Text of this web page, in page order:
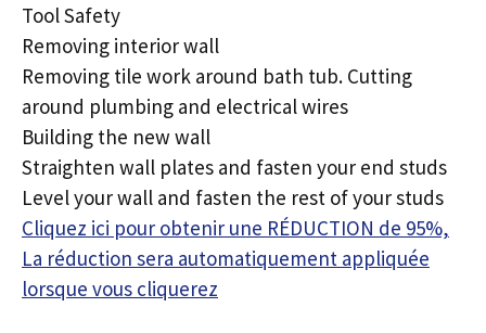
Tool Safety
Removing interior wall
Removing tile work around bath tub. Cutting
around plumbing and electrical wires
Building the new wall
Straighten wall plates and fasten your end studs
Level your wall and fasten the rest of your studs
Cliquez ici pour obtenir une RÉDUCTION de 95%,
La réduction sera automatiquement appliquée
lorsque vous cliquerez